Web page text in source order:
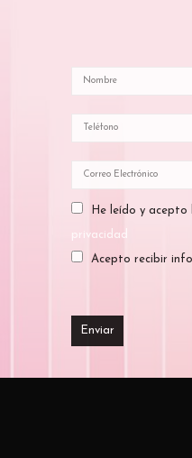
He leído y acepto
privacidad
Acepto recibir